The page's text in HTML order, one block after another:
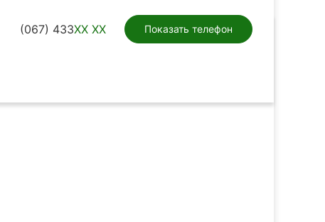
(067) 433XX XX Показать телефон